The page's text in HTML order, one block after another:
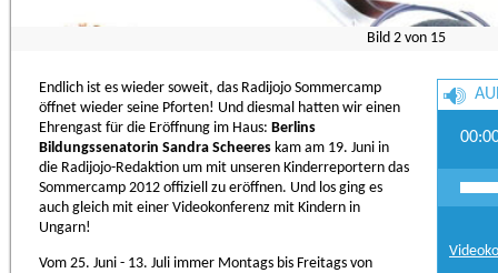
Bild 2von 15
Endlich ist es wieder soweit, das Radijojo Sommercamp
öffnet wieder seine Pforten! Und diesmal hatten wir einen
Ehrengast für die Eröffnung im Haus: Berlins
Bildungssenatorin Sandra Scheeres kam am 19. Juni in
die Radijojo-Redaktion um mit unseren Kinderreportern das
Sommercamp 2012 offiziell zu eröffnen. Und los ging es
auch gleich mit einer Videokonferenz mit Kindern in
Ungarn!
Vom 25. Juni - 13. Juli immer Montags bis Freitags von